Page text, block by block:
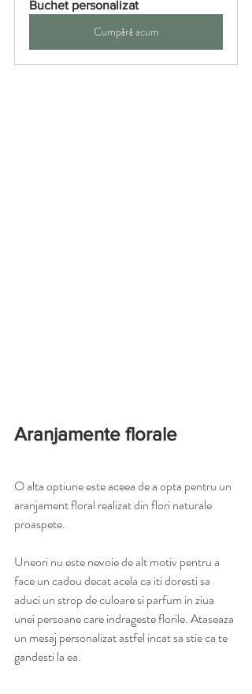
Buchet personalizat
Cumpără acum
Aranjamente florale
O alta optiune este aceea de a opta pentru un
aranjament floral realizat din flori naturale
proaspete.
Uneori nu este nevoie de alt motiv pentru a
face un cadou decat acela ca iti doresti sa
aduci un strop de culoare si parfum in ziua
unei persoane care indrageste florile. Ataseaza
un mesaj personalizat astfel incat sa stie ca te
gandesti la ea.